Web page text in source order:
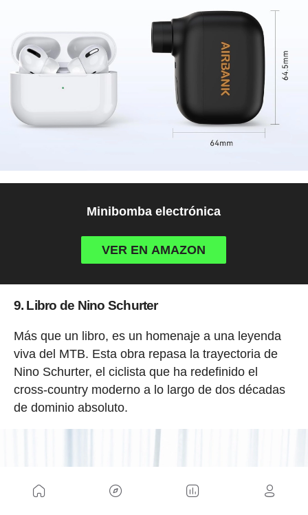
Minibomba electrónica
VER EN AMAZON
9. Libro de Nino Schurter
Más que un libro, es un homenaje a una leyenda
viva del MTB. Esta obra repasa la trayectoria de
Nino Schurter, el ciclista que ha redefinido el
cross-country moderno a lo largo de dos décadas
de dominio absoluto.